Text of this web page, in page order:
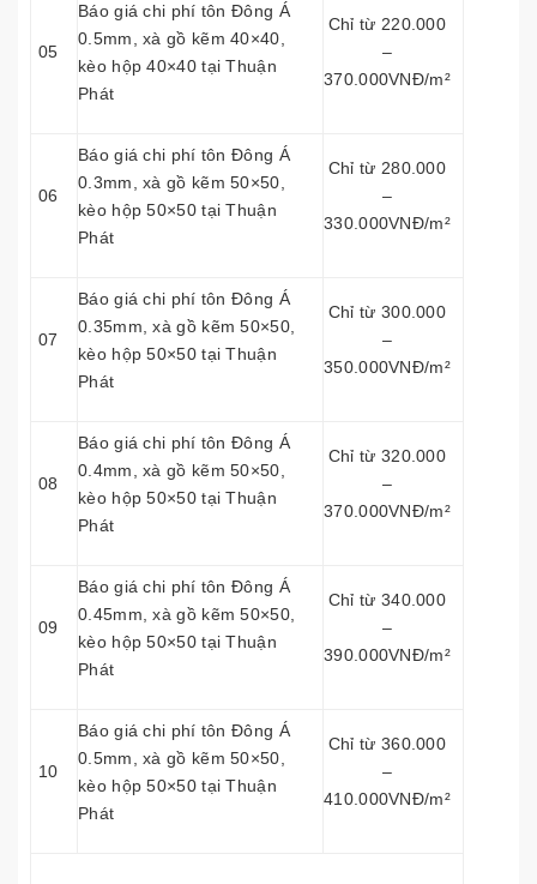
05
Báo giá chi phí tôn Đông Á
0.5mm, xà gồ kẽm 40×40,
kèo hộp 40×40 tại Thuận
Phát
Chỉ từ 220.000
–
370.000VNĐ/m²
06
Báo giá chi phí tôn Đông Á
0.3mm, xà gồ kẽm 50×50,
kèo hộp 50×50 tại Thuận
Phát
Chỉ từ 280.000
–
330.000VNĐ/m²
07
Báo giá chi phí tôn Đông Á
0.35mm, xà gồ kẽm 50×50,
kèo hộp 50×50 tại Thuận
Phát
Chỉ từ 300.000
–
350.000VNĐ/m²
08
Báo giá chi phí tôn Đông Á
0.4mm, xà gồ kẽm 50×50,
kèo hộp 50×50 tại Thuận
Phát
Chỉ từ 320.000
–
370.000VNĐ/m²
09
Báo giá chi phí tôn Đông Á
0.45mm, xà gồ kẽm 50×50,
kèo hộp 50×50 tại Thuận
Phát
Chỉ từ 340.000
–
390.000VNĐ/m²
10
Báo giá chi phí tôn Đông Á
0.5mm, xà gồ kẽm 50×50,
kèo hộp 50×50 tại Thuận
Phát
Chỉ từ 360.000
–
410.000VNĐ/m²